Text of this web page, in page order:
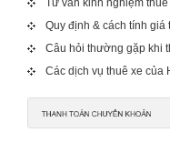
Quy định & cách tính giá
Câu hỏi thường gặp khi
Các dịch vụ thuê xe của